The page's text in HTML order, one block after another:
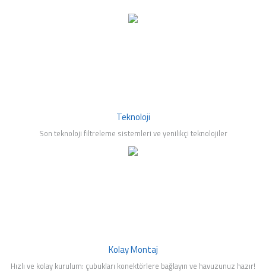
Teknoloji
Son teknoloji filtreleme sistemleri ve yenilikçi teknolojiler
Kolay Montaj
Hızlı ve kolay kurulum: çubukları konektörlere bağlayın ve havuzunuz hazır!